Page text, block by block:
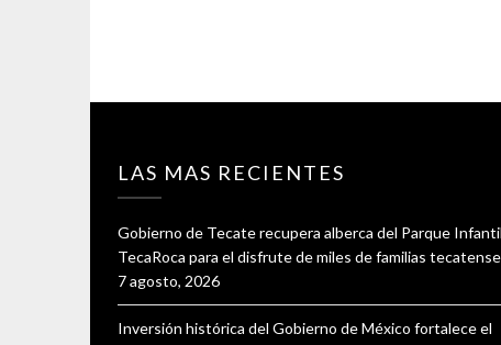
LAS MAS RECIENTES
Gobierno de Tecate recupera alberca del Parque Infantil
TecaRoca para el disfrute de miles de familias
7 agosto, 2026
Inversión histórica del Gobierno de México fortalece el